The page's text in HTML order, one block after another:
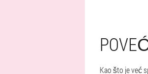
Kao što je već